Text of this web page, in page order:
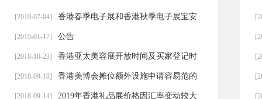
[2019-07-04] 香港春季电子展和香港秋季电子展宝安
区企业可以申请全额补贴
[2019-01-17] 公告
[2018-10-23] 香港亚太美容展开放时间及买家登记时
间的指引
[2018-09-18] 香港美博会摊位额外设施申请容易范的
几个错误
[2018-09-14] 2019年香港礼品展价格因汇率变动较大